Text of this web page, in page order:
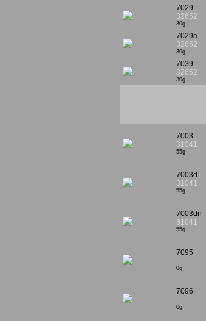
7029
32652
30g
7029a
32652
30g
7039
32652
30g
7003
31041
55g
7003d
31041
55g
7003dn
31041
55g
7095
0g
7096
0g